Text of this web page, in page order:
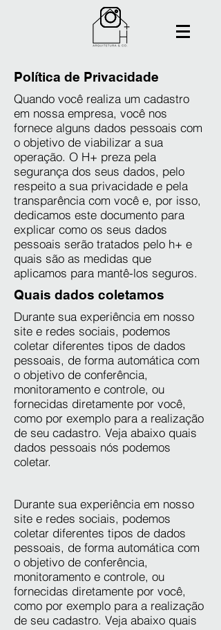
Política de Privacidade
Quando você realiza um cadastro
em nossa empresa, você nos
fornece alguns dados pessoais com
o objetivo de viabilizar a sua
operação. O H+ preza pela
segurança dos seus dados, pelo
respeito a sua privacidade e pela
transparência com você e, por isso,
dedicamos este documento para
explicar como os seus dados
pessoais serão tratados pelo h+ e
quais são as medidas que
aplicamos para mantê-los seguros.
Quais dados coletamos
Durante sua experiência em nosso
site e redes sociais, podemos
coletar diferentes tipos de dados
pessoais, de forma automática com
o objetivo de conferência,
monitoramento e controle, ou
fornecidas diretamente por você,
como por exemplo para a realização
de seu cadastro. Veja abaixo quais
dados pessoais nós podemos
coletar.
Durante sua experiência em nosso
site e redes sociais, podemos
coletar diferentes tipos de dados
pessoais, de forma automática com
o objetivo de conferência,
monitoramento e controle, ou
fornecidas diretamente por você,
como por exemplo para a realização
de seu cadastro. Veja abaixo quais